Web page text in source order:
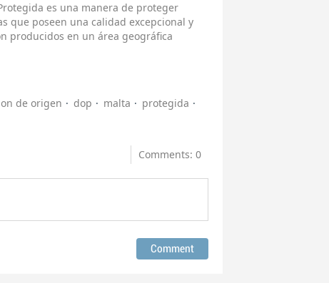
es una manera de proteger
que poseen una calidad excepcional y
producidos en un área geográfica
de origen dop malta
protegida
Comments: 0